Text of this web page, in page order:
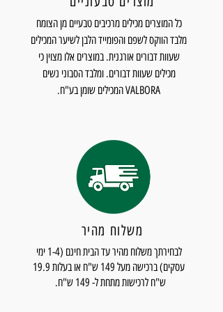
הנך רגיש לאחד המרכיבים.
Helianthus annuus (Sunflower) Seed Oil,
Persea gratissima (Avocado) Oil,
Macadamia ternifolia Seed Oil, Juglans
regia (Walnut) Shell Extract, Eucalyptus
Isomethyl Ionone, LImonene, Coumarin.
כל המוצרים מכילים מרכיבים טבעיים מן הצומח
מלבד הווקס לשפם והפומייד הלבן לשיער המכילים
שעוות דבורים אורגנית. במוצרים אלו מצוין כי
מכילים שעוות דבורים. ומלבד הסבוני נשים
VALBORA המכילים שומן בע"ח.
משלוח מהיר
לבחירתך משלוח מהיר עד הבית חינם (1-4 ימי
עסקים) ברכישה מעל 149 ש"ח או בעלות 19.9
ש"ח לרכישות מתחת ל- 149 ש"ח.